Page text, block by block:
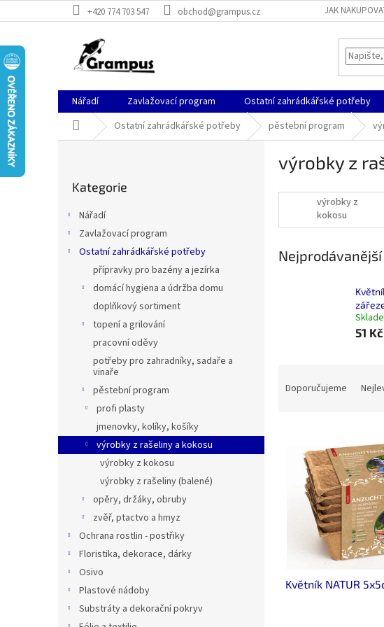
na
+420 774 703 547 obchod@grampus.cz JAK
Nářadí Zavlažovací program Ostatní zahrádkářské potřeby
Domů Ostatní zahrádkářské potřeby pěstební program
kategorie
Kategorie
Nářadí
Zavlažovací program
Ostatní zahrádkářské potřeby
přípravky pro bazény a jezírka
domácí hygiena a údržba domu
doplňkový sortiment
topení a grilování
pracovní oděvy
potřeby pro zahradníky, sadaře a
vinaře
pěstební program
profi plasty
jmenovky, kolíky, košíky
výrobky z rašeliny a kokosu
výrobky z kokosu
výrobky z rašeliny (balené)
opěry, držáky, obruby
zvěř, ptactvo a hmyz
Ochrana rostlin - postřiky
Floristika, dekorace, dárky
Osivo
Plastové nádoby
Substráty a dekorační pokryv
výrobky z
výrobky z
kokosu
Nejprodávanější
51 Kč
Doporučujeme
Květník NATUR